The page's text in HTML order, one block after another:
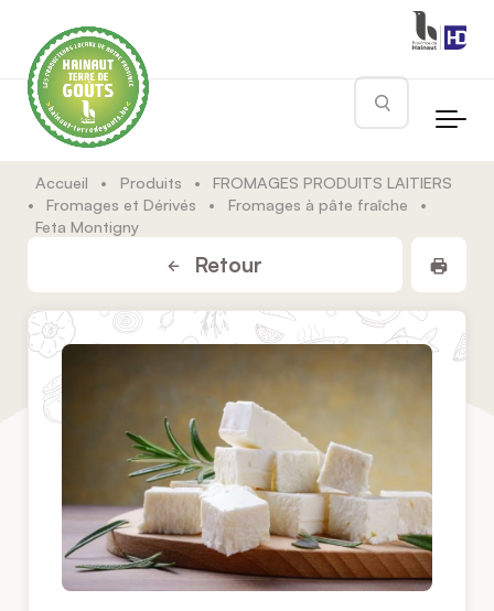
Rechercher
Accueil • Produits •
FROMAGES PRODUITS LAITIERS
•
Fromages et Dérivés • Fromages à pâte fraîche
•
Feta Montigny
Retour